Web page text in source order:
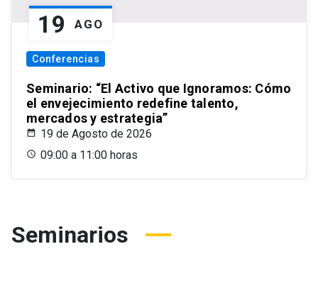
19 AGO
Conferencias
Seminario: “El Activo que Ignoramos: Cómo
el envejecimiento redefine talento,
mercados y estrategia”
19 de Agosto de 2026
09:00 a 11:00 horas
Seminarios